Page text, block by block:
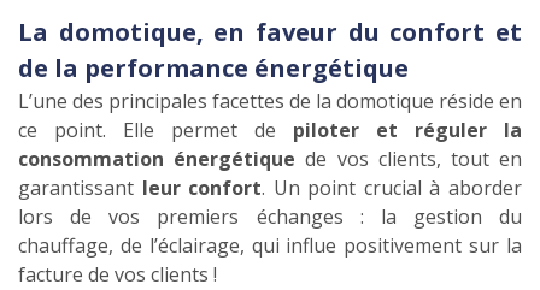
La domotique, en faveur du confort et
de la performance énergétique
L’une des principales facettes de la domotique réside en
ce point. Elle permet de piloter et réguler la
consommation énergétique de vos clients, tout en
garantissant leur confort. Un point crucial à aborder
lors de vos premiers échanges : la gestion du
chauffage, de l’éclairage, qui influe positivement sur la
facture de vos clients !